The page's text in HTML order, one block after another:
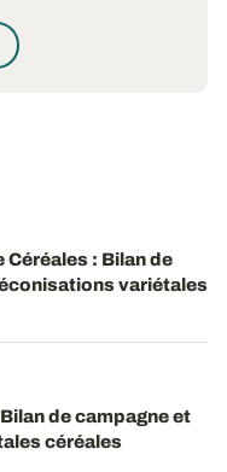
Céréales : Bilan de
variétales
de campagne et
céréales